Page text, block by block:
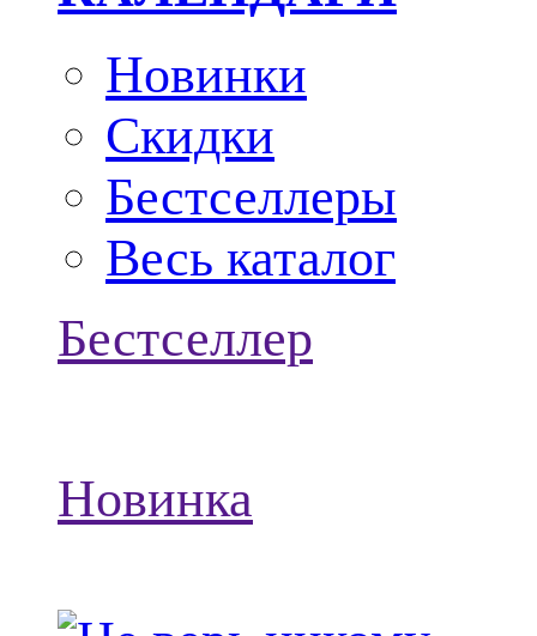
Новинки
Скидки
Бестселлеры
Весь каталог
Бестселлер
Новинка